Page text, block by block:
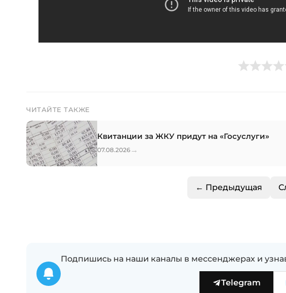
ЧИТАЙТЕ ТАКЖЕ
Квитанции за ЖКУ придут на «Госуслуги»
07.08.2026 →
← Предыдущая
Подпишись на наши каналы в мессенджерах и
Telegram